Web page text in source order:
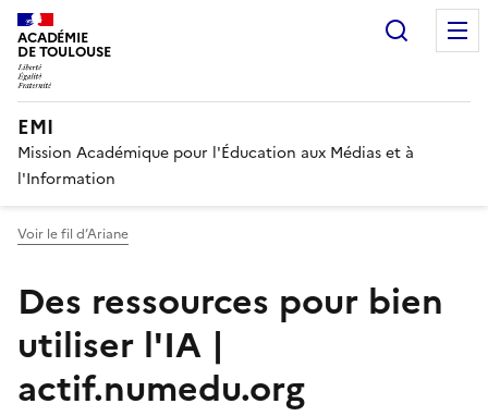
ACADÉMIE
DE TOULOUSE
EMI
Mission Académique pour l'Éducation aux Médias et à
l'Information
Voir le fil d’Ariane
Des ressources pour bien
utiliser l'IA |
actif.numedu.org